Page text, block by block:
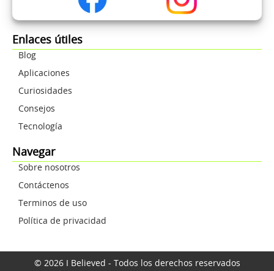
Enlaces útiles
Blog
Aplicaciones
Curiosidades
Consejos
Tecnología
Navegar
Sobre nosotros
Contáctenos
Terminos de uso
Política de privacidad
© 2026 I Believed - Todos los derechos reservados